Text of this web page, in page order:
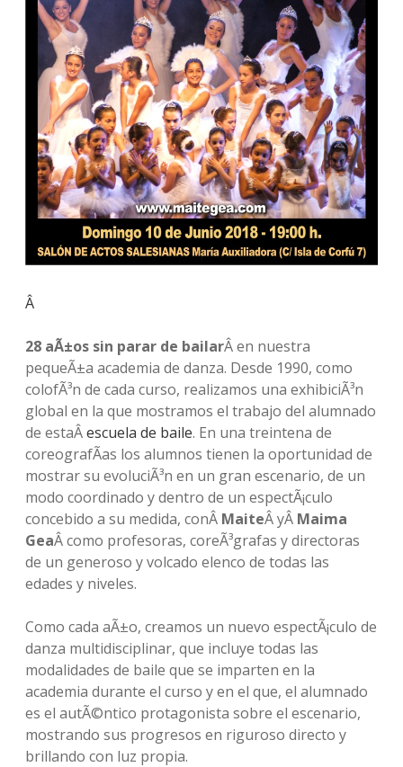
Â
28 aÃ±os sin parar de bailarÂ en nuestra
pequeÃ±a academia de danza. Desde 1990, como
colofÃ³n de cada curso, realizamos una exhibiciÃ³n
global en la que mostramos el trabajo del alumnado
de estaÂescuela de baile. En una treintena de
coreografÃ­as los alumnos tienen la oportunidad de
mostrar su evoluciÃ³n en un gran escenario, de un
modo coordinado y dentro de un espectÃ¡culo
concebido a su medida, conÂ MaiteÂ yÂ Maima
GeaÂ como profesoras, coreÃ³grafas y directoras
de un generoso y volcado elenco de todas las
edades y niveles.
Como cada aÃ±o, creamos un nuevo espectÃ¡culo de
danza multidisciplinar, que incluye todas las
modalidades de baile que se imparten en la
academia durante el curso y en el que, el alumnado
es el autÃ©ntico protagonista sobre el escenario,
mostrando sus progresos en riguroso directo y
brillando con luz propia.